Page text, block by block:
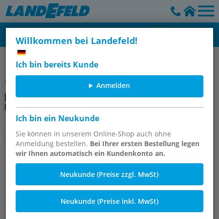
Willkommen bei Landefeld!
Ich bin bereits Kunde
Anmelden
Ich bin ein Neukunde
Sie können in unserem Online-Shop auch ohne
Anmeldung bestellen. Bei Ihrer ersten Bestellung legen
wir Ihnen automatisch ein Kundenkonto an.
Neukunde (Preise zzgl. MwSt)
Neukunde (Preise inkl. MwSt)
Schnellverschluss-Kupplungen aus POM / PVDF, NW 7,2
Artikelgruppe
Kupplungsstecker aus POM / PVDF
mit Schlauchtülle, NW 7,2